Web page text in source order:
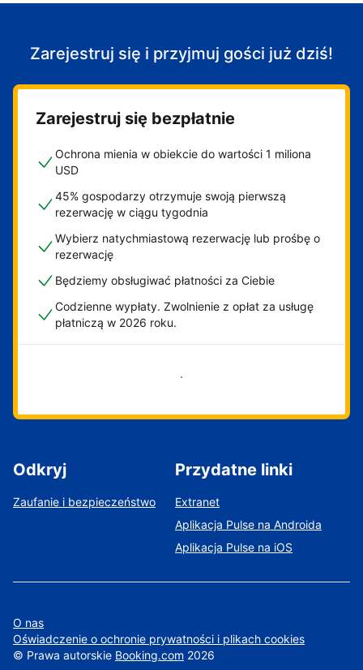
Zarejestruj się i przyjmuj gości już dziś!
Zarejestruj się bezpłatnie
Ochrona mienia w obiekcie do wartości 1 miliona
USD
45% gospodarzy otrzymuje swoją pierwszą
rezerwację w ciągu tygodnia
Wybierz natychmiastową rezerwację lub prośbę o
rezerwację
Będziemy obsługiwać płatności za Ciebie
Codzienne wypłaty. Zwolnienie z opłat za usługę
płatniczą w 2026 roku.
Zacznij już teraz
Odkryj
Zaufanie i bezpieczeństwo
Przydatne linki
Extranet
Aplikacja Pulse na Androida
Aplikacja Pulse na iOS
O nas
Oświadczenie o ochronie prywatności i plikach cookies
© Prawa autorskie Booking.com 2026